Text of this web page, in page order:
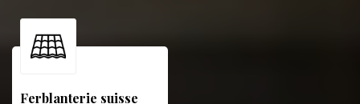
Ferblanterie suisse